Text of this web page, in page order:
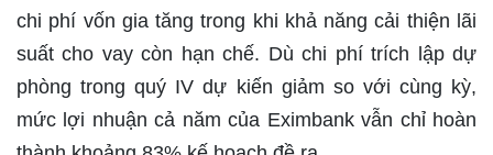
chi phí vốn gia tăng trong khi khả năng cải thiện lãi
suất cho vay còn hạn chế. Dù chi phí trích lập dự
phòng trong quý IV dự kiến giảm so với cùng kỳ,
mức lợi nhuận cả năm của Eximbank vẫn chỉ hoàn